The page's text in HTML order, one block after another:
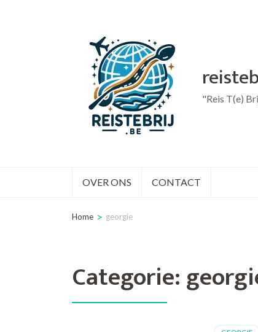
"Reis T(e)
OVER ONS CONTACT
Home > georgie
Categorie: